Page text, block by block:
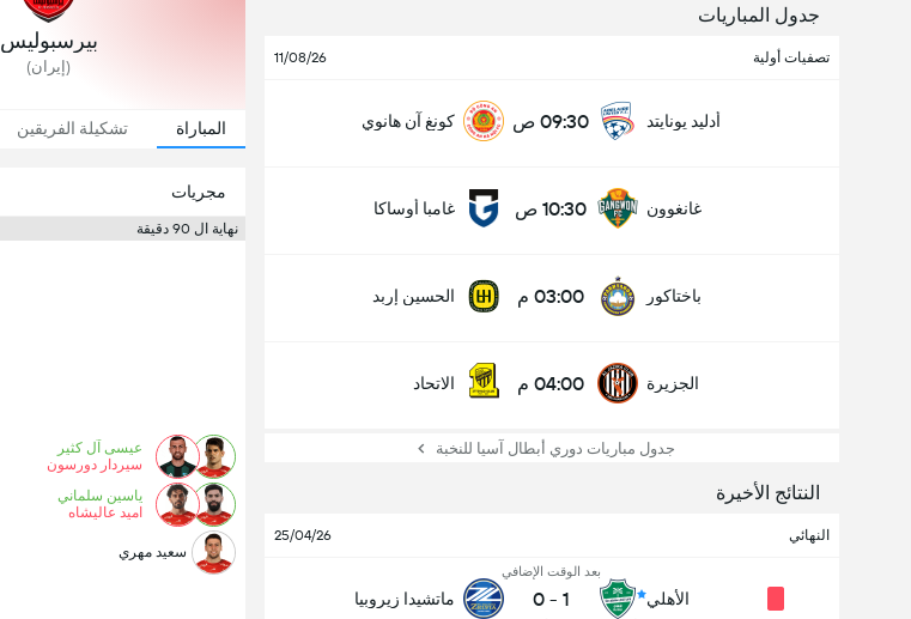
جدول المباريات
تصفيات أولية 11/08/26
أدليد يونايتد 09:30 ص كونغ آن هانوي
غانغوون 10:30 ص غامبا أوساكا
باختاكور 03:00 م الحسين إربد
الجزيرة 04:00 م الاتحاد
جدول مباريات دوري أبطال آسيا للنخبة
النتائج الأخيرة
النهائي 25/04/26
الأهلي
بعد الوقت الإضافي
1
-
0 ماتشيدا زيروبيا
بیرسبولیس
(إيران)
المباراة تشكيلة الفريقين
مجريات
نهاية ال 90 دقيقة
عيسی آل کثير
سيردار دورسون
ياسين سلماني
امید عالیشاه‎
سعيد مهري